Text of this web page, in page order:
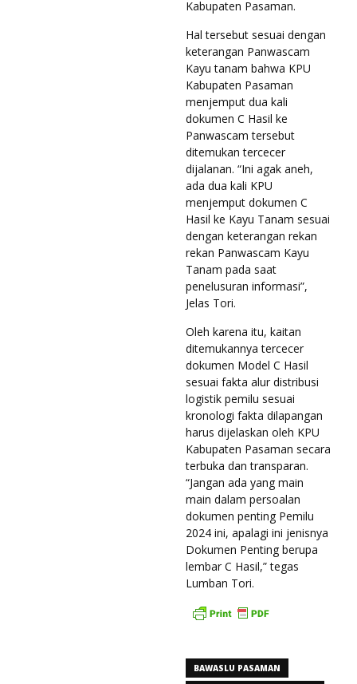
Kabupaten Pasaman.
Hal tersebut sesuai dengan
keterangan Panwascam
Kayu tanam bahwa KPU
Kabupaten Pasaman
menjemput dua kali
dokumen C Hasil ke
Panwascam tersebut
ditemukan tercecer
dijalanan. “Ini agak aneh,
ada dua kali KPU
menjemput dokumen C
Hasil ke Kayu Tanam sesuai
dengan keterangan rekan
rekan Panwascam Kayu
Tanam pada saat
penelusuran informasi”,
Jelas Tori.
Oleh karena itu, kaitan
ditemukannya tercecer
dokumen Model C Hasil
sesuai fakta alur distribusi
logistik pemilu sesuai
kronologi fakta dilapangan
harus dijelaskan oleh KPU
Kabupaten Pasaman secara
terbuka dan transparan.
“Jangan ada yang main
main dalam persoalan
dokumen penting Pemilu
2024 ini, apalagi ini jenisnya
Dokumen Penting berupa
lembar C Hasil,” tegas
Lumban Tori.
BAWASLU PASAMAN